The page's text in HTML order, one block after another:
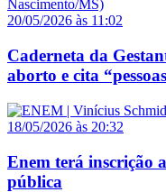
20/05/2026 às 11:02
Caderneta da
aborto e cita
18/05/2026 às 20:32
Enem terá inscrição
pública